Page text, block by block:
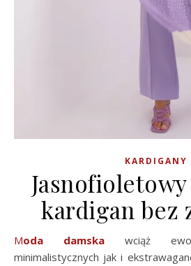
KARDIGANY
kardigan bez
Moda damska wciąż
minimalistycznych jak i